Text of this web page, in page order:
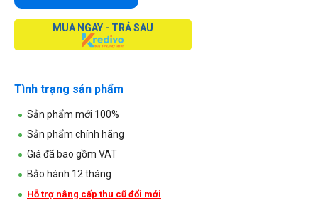
MUA NGAY - TRẢ SAU
Tình trạng sản phẩm
Sản phẩm mới 100%
Sản phẩm chính hãng
Giá đã bao gồm VAT
Bảo hành 12 tháng
Hỗ trợ nâng cấp thu cũ đổi mới